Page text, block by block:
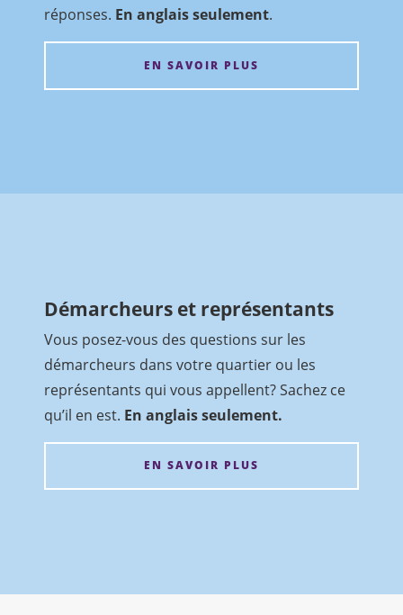
réponses. En anglais seulement.
EN SAVOIR PLUS
Démarcheurs et représentants
Vous posez-vous des questions sur les
démarcheurs dans votre quartier ou les
représentants qui vous appellent? Sachez ce
qu’il en est. En anglais seulement.
EN SAVOIR PLUS